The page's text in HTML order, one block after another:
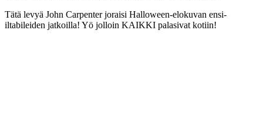
Tätä levyä John Carpenter joraisi Halloween-elokuvan ensi-
iltabileiden jatkoilla! Yö jolloin KAIKKI palasivat kotiin!